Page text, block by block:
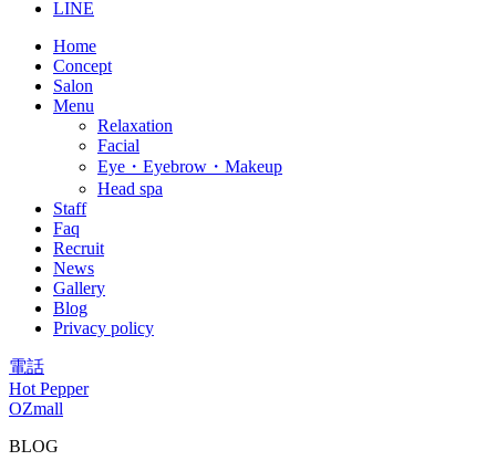
LINE
Home
Concept
Salon
Menu
Relaxation
Facial
Eye・Eyebrow・Makeup
Head spa
Staff
Faq
Recruit
News
Gallery
Blog
Privacy policy
電話
Hot Pepper
OZmall
BLOG